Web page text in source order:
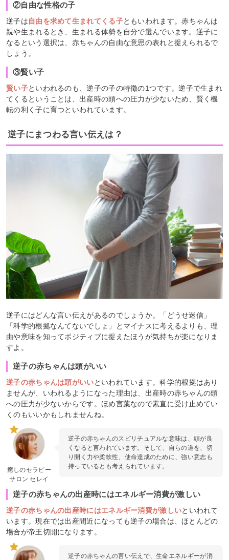
②自由な性格の子
逆子は自由を求めて生まれてくる子ともいわれます。赤ちゃんは
親や生まれるとき、生まれる体勢を自分で選んでいます。逆子に
なるという選択は、赤ちゃんの自由な意思の表れと捉えられるで
しょう。
③賢い子
賢い子といわれるのも、逆子の子の特徴の1つです。逆子で生まれ
てくるということは、出産時の頭への圧力が少ないため、賢く機
転の利く子に育つといわれています。
逆子にまつわる言い伝えは？
逆子にはどんな言い伝えがあるのでしょうか。「どうせ迷信」
「科学的根拠なんてないでしょ」とマイナスに考えるよりも、理
由や意味を知ってポジティブに捉えたほうが気持ちが楽になりま
すよ。
逆子の赤ちゃんは頭がいい
逆子の赤ちゃんは頭がいいといわれています。科学的根拠はあり
ませんが、いわれるようになった理由は、出産時の赤ちゃんの頭
への圧力が少ないからです。ほめ言葉なので素直に受け止めてい
くのもいいかもしれませんね。
癒しのセラピー
サロン セレイ
逆子の赤ちゃんのスピリチュアルな意味は、頭が良
くなると言われています。そして、自らの道を、切
り開く力や柔軟性、使命達成のために、強い意志も
持っているとも考えられています。
逆子の赤ちゃんの出産時にはエネルギー消費が激しい
逆子の赤ちゃんの出産時にはエネルギー消費が激しいといわれて
います。現在では出産間近になっても逆子の場合は、ほとんどの
場合が帝王切開になります。
逆子の赤ちゃんの言い伝えで、生命エネルギーが消